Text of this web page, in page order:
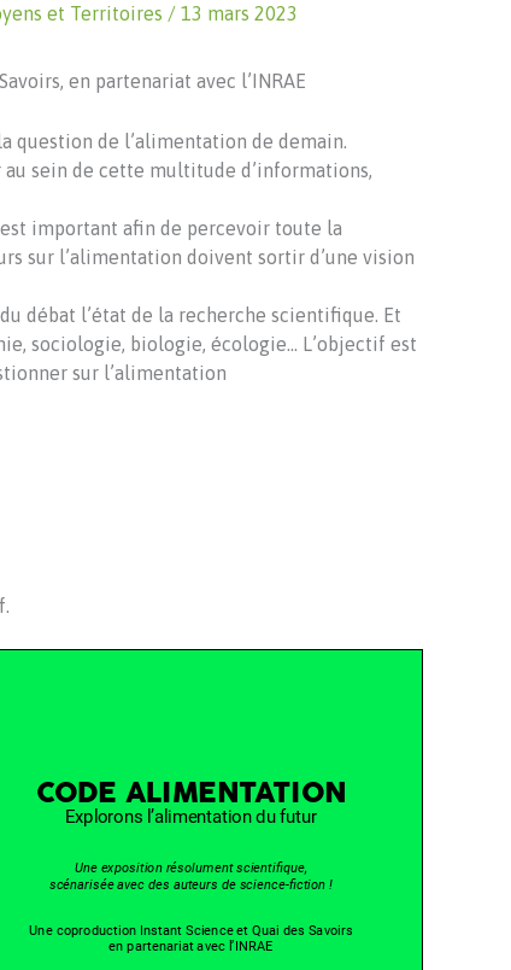
et Territoires / 13 mars 2023
en partenariat avec l’INRAE
question de l’alimentation de demain.
sein de cette multitude d’informations,
important afin de percevoir toute la
sur l’alimentation doivent sortir d’une vision
débat l’état de la recherche scientifique. Et
sociologie, biologie, écologie… L’objectif est
sur l’alimentation